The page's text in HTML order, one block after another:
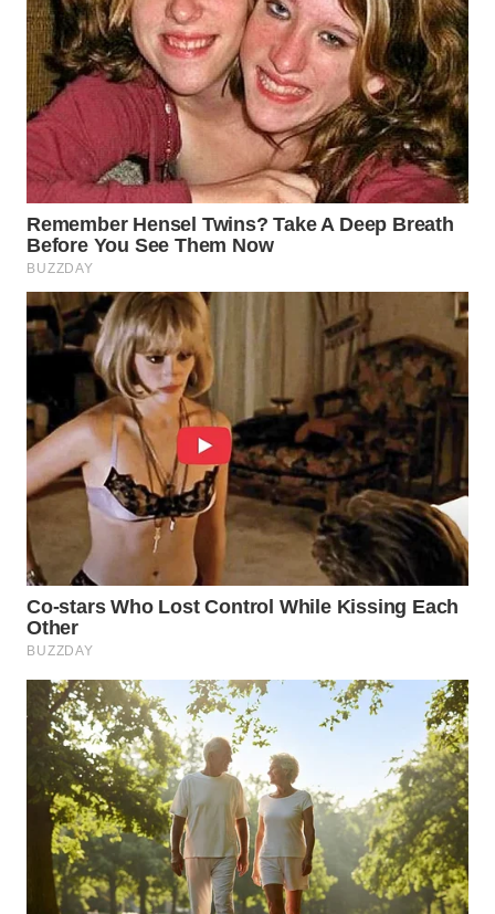
DANAU
TOBA
WN
NIAS
WN
LANGKAT
WN
TAPANULI
SELATAN
TANJUNG
LESUNG
WN
KARO
WN
SIMALUNGUN
LABUHANBATU
WN
TAPANULI
TENGAH
WN DELI
SERDANG
WN